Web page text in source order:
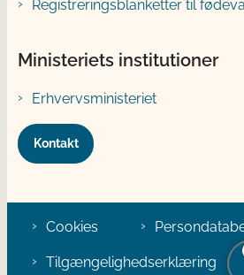
Registreringsblanketter til
Ministeriets institutioner
Erhvervsministeriet
Kontakt
Cookies
Tilgængelighedserklæring